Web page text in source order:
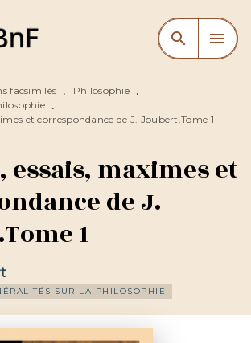
CONTENU
search menu
facsimilés • Philosophie •
•
et correspondance de J. Joubert.Tome 1
essais, maximes et
de J.
1
SUR LA PHILOSOPHIE